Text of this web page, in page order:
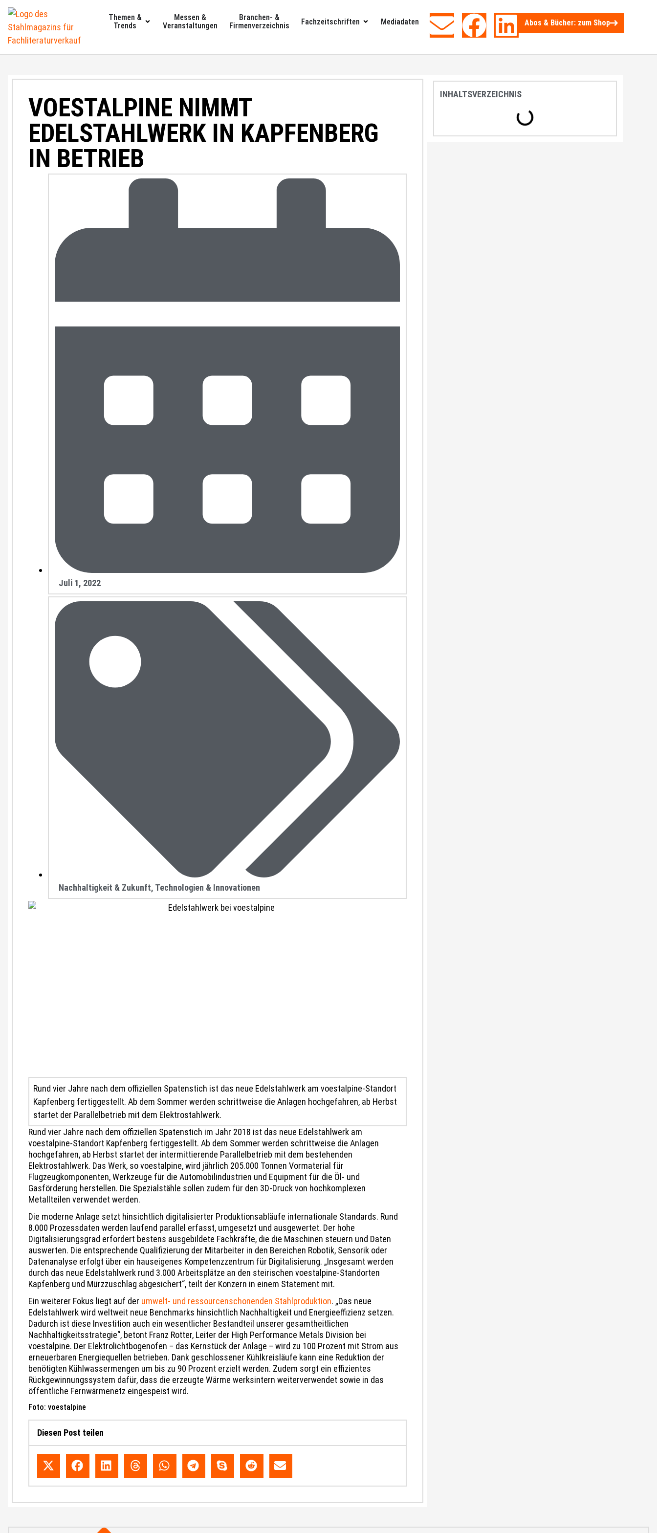
Themen &
Trends
Messen &
Veranstaltungen
Branchen- &
Firmenverzeichnis
Fachzeitschriften Mediadaten Abos & Bücher: zum Shop
VOESTALPINE NIMMT
EDELSTAHLWERK IN KAPFENBERG
IN BETRIEB
Juli 1, 2022
Nachhaltigkeit & Zukunft, Technologien & Innovationen
Rund vier Jahre nach dem offiziellen Spatenstich ist das neue Edelstahlwerk am voestalpine-Standort
Kapfenberg fertiggestellt. Ab dem Sommer werden schrittweise die Anlagen hochgefahren, ab Herbst
startet der Parallelbetrieb mit dem Elektrostahlwerk.
Rund vier Jahre nach dem offiziellen Spatenstich im Jahr 2018 ist das neue Edelstahlwerk am
voestalpine-Standort Kapfenberg fertiggestellt. Ab dem Sommer werden schrittweise die Anlagen
hochgefahren, ab Herbst startet der intermittierende Parallelbetrieb mit dem bestehenden
Elektrostahlwerk. Das Werk, so voestalpine, wird jährlich 205.000 Tonnen Vormaterial für
Flugzeugkomponenten, Werkzeuge für die Automobilindustrien und Equipment für die Öl- und
Gasförderung herstellen. Die Spezialstähle sollen zudem für den 3D-Druck von hochkomplexen
Metallteilen verwendet werden.
Die moderne Anlage setzt hinsichtlich digitalisierter Produktionsabläufe internationale Standards. Rund
8.000 Prozessdaten werden laufend parallel erfasst, umgesetzt und ausgewertet. Der hohe
Digitalisierungsgrad erfordert bestens ausgebildete Fachkräfte, die die Maschinen steuern und Daten
auswerten. Die entsprechende Qualifizierung der Mitarbeiter in den Bereichen Robotik, Sensorik oder
Datenanalyse erfolgt über ein hauseigenes Kompetenzzentrum für Digitalisierung. „Insgesamt werden
durch das neue Edelstahlwerk rund 3.000 Arbeitsplätze an den steirischen voestalpine-Standorten
Kapfenberg und Mürzzuschlag abgesichert“, teilt der Konzern in einem Statement mit.
Ein weiterer Fokus liegt auf der umwelt- und ressourcenschonenden Stahlproduktion. „Das neue
Edelstahlwerk wird weltweit neue Benchmarks hinsichtlich Nachhaltigkeit und Energieeffizienz setzen.
Dadurch ist diese Investition auch ein wesentlicher Bestandteil unserer gesamtheitlichen
Nachhaltigkeitsstrategie“, betont Franz Rotter, Leiter der High Performance Metals Division bei
voestalpine. Der Elektrolichtbogenofen – das Kernstück der Anlage – wird zu 100 Prozent mit Strom aus
erneuerbaren Energiequellen betrieben. Dank geschlossener Kühlkreisläufe kann eine Reduktion der
benötigten Kühlwassermengen um bis zu 90 Prozent erzielt werden. Zudem sorgt ein effizientes
Rückgewinnungssystem dafür, dass die erzeugte Wärme werksintern weiterverwendet sowie in das
öffentliche Fernwärmenetz eingespeist wird.
Foto: voestalpine
Diesen Post teilen
INHALTSVERZEICHNIS